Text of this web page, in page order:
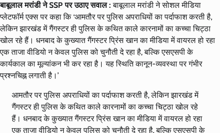
बाबूलाल मरांडी ने SSP पर उठाए सवाल : बाबूलाल मरांडी ने सोशल मीडिया
प्लेटफॉर्म एक्स पर कहा कि ‘आमतौर पर पुलिस अपराधियों का पर्दाफाश करती है,
लेकिन झारखंड में गैंगस्टर ही पुलिस के कथित काले कारनामों का कच्चा चिट्ठा
खोल रहे हैं। धनबाद के कुख्यात गैंगस्टर प्रिंस खान का मीडिया में वायरल हो रहा
एक ताजा वीडियो न केवल पुलिस को चुनौती दे रहा है, बल्कि एसएसपी के
कार्यकाल का मूल्यांकन भी कर रहा है। यह स्थिति कानून-व्यवस्था पर गंभीर
प्रश्नचिह्न लगाती है।’
आमतौर पर पुलिस अपराधियों का पर्दाफाश करती है, लेकिन झारखंड में
गैंगस्टर ही पुलिस के कथित काले कारनामों का कच्चा चिट्ठा खोल रहे
हैं। धनबाद के कुख्यात गैंगस्टर प्रिंस खान का मीडिया में वायरल हो रहा
एक ताजा वीडियो न केवल पुलिस को चुनौती दे रहा है, बल्कि एसएसपी के